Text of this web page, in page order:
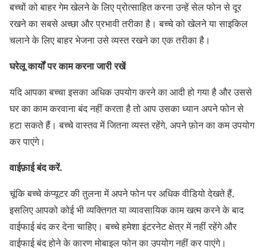
बच्चों को बाहर गेम खेलने के लिए प्रोत्साहित करना उन्हें सेल फोन से दूर
रखने का सबसे अच्छा और प्रभावी तरीका है। बच्चे को खेलने या साइकिल
चलाने के लिए बाहर भेजना उसे व्यस्त रखने का एक तरीका है।
घरेलू कार्यों पर काम करना जारी रखें
यदि आपका बच्चा इसका अधिक उपयोग करने का आदी हो गया है और उससे
घर का काम करवाना बंद नहीं करता है तो आप उसका ध्यान अपने फोन से
हटा सकते हैं। बच्चे वास्तव में जितना व्यस्त रहेंगे, अपने फ़ोन का कम उपयोग
कर पाएंगे।
वाईफ़ाई बंद करें.
चूंकि बच्चे कंप्यूटर की तुलना में अपने फोन पर अधिक वीडियो देखते हैं,
इसलिए आपको कोई भी व्यक्तिगत या व्यावसायिक काम खत्म करने के बाद
वाईफाई बंद कर देना चाहिए। बच्चे हमेशा इंटरनेट क्षेत्र में नहीं रहेंगे और
वाईफाई बंद होने के कारण मोबाइल फोन का उपयोग नहीं कर पाएंगे।